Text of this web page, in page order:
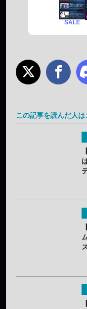
SALE
この記事を読んだ人